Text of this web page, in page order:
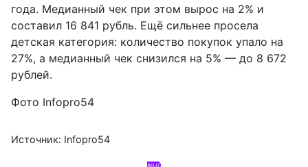
года. Медианный чек при этом вырос на 2% и
составил 16 841 рубль. Ещё сильнее просела
детская категория: количество покупок упало на
27%, а медианный чек снизился на 5% — до 8 672
рублей.
Фото Infopro54
Источник: Infopro54